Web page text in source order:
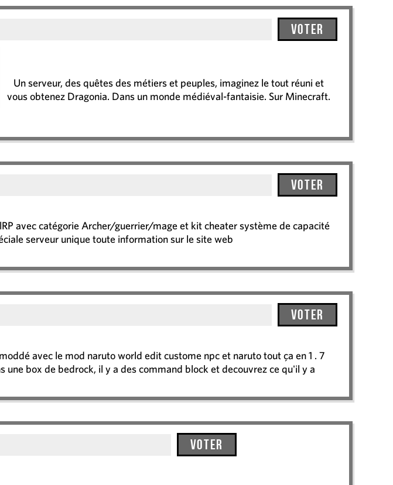
Voter
Un serveur, des quêtes des métiers et peuples, imaginez le tout réuni et
vous obtenez Dragonia. Dans un monde médiéval-fantaisie. Sur Minecraft.
Voter
avec catégorie Archer/guerrier/mage et kit cheater système de capacité
serveur unique toute information sur le site web
Voter
avec le mod naruto world edit custome npc et naruto tout ça en 1 . 7
une box de bedrock, il y a des command block et decouvrez ce qu'il y a
Voter